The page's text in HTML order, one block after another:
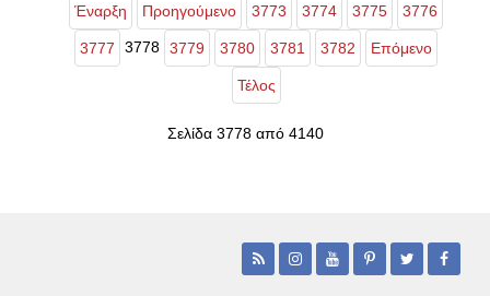
Έναρξη Προηγούμενο 3773 3774 3775 3776
3777 3778 3779 3780 3781 3782 Επόμενο
Τέλος
Σελίδα 3778 από 4140